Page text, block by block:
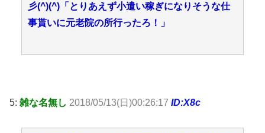
彡(^)(^)「とりあえず小遣い稼ぎになりそうな仕
事貰いに元老院の所行ったろ！」
5: 雑な名無し 2018/05/13(日)00:26:17 ID:X8c